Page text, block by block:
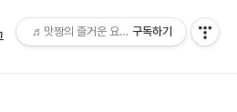
위치로그 방명록
♬맛짱의 즐거운 요리시간♬
구독하기